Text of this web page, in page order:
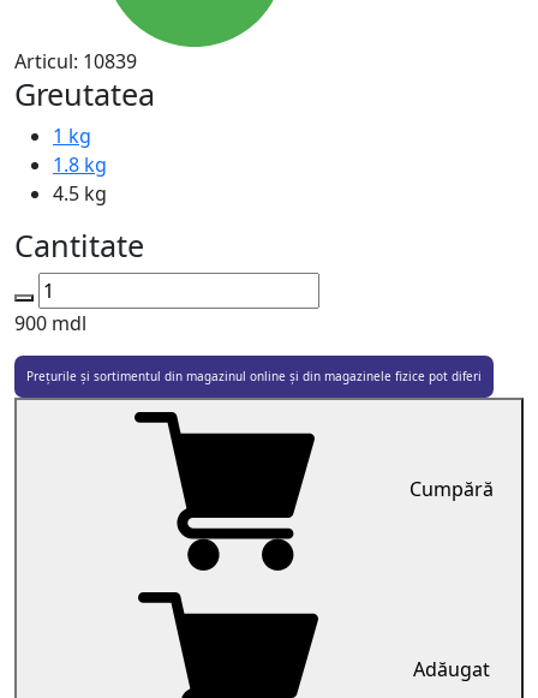
Articul: 10839
Greutatea
1 kg
1.8 kg
4.5 kg
Cantitate
900 mdl
Prețurile și sortimentul din magazinul online și din magazinele fizice pot diferi
Cumpără
Adăugat